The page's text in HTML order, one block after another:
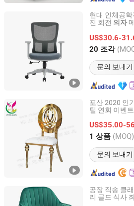
현대 인체공
진 회전 의자
US$30.6-
20 조각
문의 보내기
Foshan Comfort Furniture Co.,Ltd
Guangdong, China 이
포산 2020 인
틸 연회 이벤트
US$35.00-
1 상품 (MOQ)
문의 보내기
Foshan Yichuang Furniture Co., Ltd.
Guangdong, China 이
공장 직송 클
리 골드 식사
Langfang Ruiyi Furniture Co., Ltd.